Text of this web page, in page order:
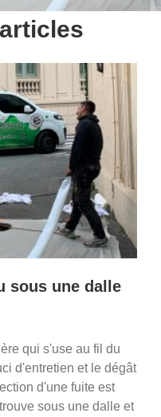
canalisation
enterrée
sous une dalle
qui s'use au fil du
d'entretien et le dégât
d'une fuite est
sous une dalle et